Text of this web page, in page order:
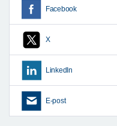
Facebook
X
LinkedIn
E-post